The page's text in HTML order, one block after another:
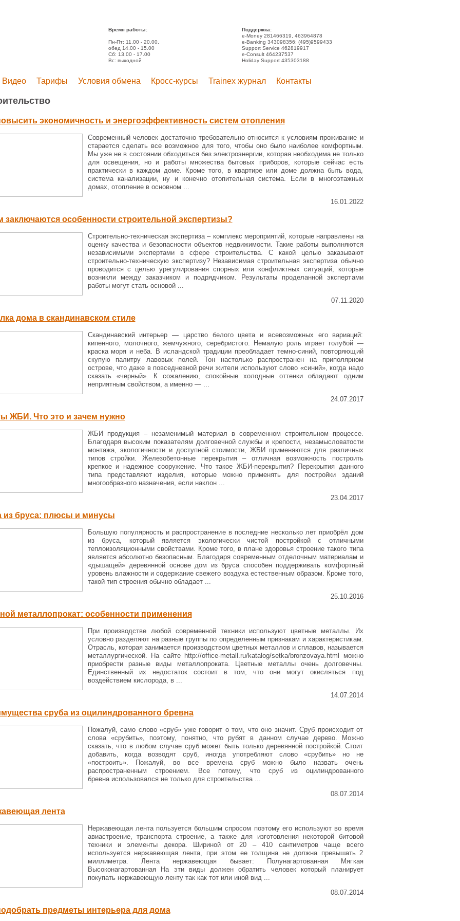
Время работы:
Пн-Пт: 11.00 - 20.00,
обед 14.00 - 15.00
Сб: 13.00 - 17.00
Вс: выходной
Поддержка:
e-Money 281466319, 463964878
e-Banking 343098356; (495)9599433
Support Service 462819917
e-Consult 464237537
Holiday Support 435303188
Видео Тарифы Условия обмена Кросс-курсы Trainex журнал Контакты
экономичность и энергоэффективность систем отопления
Современный человек достаточно требовательно относится к условиям проживание и
старается сделать все возможное для того, чтобы оно было наиболее комфортным.
Мы уже не в состоянии обходиться без электроэнергии, которая необходима не только
для освещения, но и работы множества бытовых приборов, которые сейчас есть
практически в каждом доме. Кроме того, в квартире или доме должна быть вода,
система канализации, ну и конечно отопительная система. Если в многоэтажных
домах, отопление в основном ...
16.01.2022
заключаются особенности строительной экспертизы?
Строительно-техническая экспертиза – комплекс мероприятий, которые направлены на
оценку качества и безопасности объектов недвижимости. Такие работы выполняются
независимыми экспертами в сфере строительства. С какой целью заказывают
строительно-техническую экспертизу? Независимая строительная экспертиза обычно
проводится с целью урегулирования спорных или конфликтных ситуаций, которые
возникли между заказчиком и подрядчиком. Результаты проделанной экспертами
работы могут стать основой ...
07.11.2020
дома в скандинавском стиле
Скандинавский интерьер — царство белого цвета и всевозможных его вариаций:
кипенного, молочного, жемчужного, серебристого. Немалую роль играет голубой —
краска моря и неба. В исландской традиции преобладает темно-синий, повторяющий
скупую палитру лавовых полей. Тон настолько распространен на приполярном
острове, что даже в повседневной речи жители используют слово «синий», когда надо
сказать «черный». К сожалению, спокойные холодные оттенки обладают одним
неприятным свойством, а именно — ...
24.07.2017
ЖБИ. Что это и зачем нужно
ЖБИ продукция – незаменимый материал в современном строительном процессе.
Благодаря высоким показателям долговечной службы и крепости, незамысловатости
монтажа, экологичности и доступной стоимости, ЖБИ применяются для различных
типов стройки. Железобетонные перекрытия – отличная возможность построить
крепкое и надежное сооружение. Что такое ЖБИ-перекрытия? Перекрытия данного
типа представляют изделия, которые можно применять для постройки зданий
многообразного назначения, если наклон ...
23.04.2017
из бруса: плюсы и минусы
Большую популярность и распространение в последние несколько лет приобрёл дом
из бруса, который является экологически чистой постройкой с отличными
теплоизоляционными свойствами. Кроме того, в плане здоровья строение такого типа
является абсолютно безопасным. Благодаря современным отделочным материалам и
«дышащей» деревянной основе дом из бруса способен поддерживать комфортный
уровень влажности и содержание свежего воздуха естественным образом. Кроме того,
такой тип строения обычно обладает ...
25.10.2016
металлопрокат: особенности применения
При производстве любой современной техники используют цветные металлы. Их
условно разделяют на разные группы по определенным признакам и характеристикам.
Отрасль, которая занимается производством цветных металлов и сплавов, называется
металлургической. На сайте http://office-metall.ru/katalog/setka/bronzovaya.html можно
приобрести разные виды металлопроката. Цветные металлы очень долговечны.
Единственный их недостаток состоит в том, что они могут окисляться под
воздействием кислорода, в ...
14.07.2014
сруба из оцилиндрованного бревна
Пожалуй, само слово «сруб» уже говорит о том, что оно значит. Сруб происходит от
слова «срубить», поэтому, понятно, что рубят в данном случае дерево. Можно
сказать, что в любом случае сруб может быть только деревянной постройкой. Стоит
добавить, когда возводят сруб, иногда употребляют слово «срубить» но не
«построить». Пожалуй, во все времена сруб можно было назвать очень
распространенным строением. Все потому, что сруб из оцилиндрованного
бревна использовался не только для строительства ...
08.07.2014
лента
Нержавеющая лента пользуется большим спросом поэтому его используют во время
авиастроение, транспорта строение, а также для изготовления некоторой битовой
техники и элементы декора. Шириной от 20 – 410 сантиметров чаще всего
используется нержавеющая лента, при этом ее толщина не должна превышать 2
миллиметра. Лента нержавеющая бывает: Полунагартованная Мягкая
Высоконагартованная На эти виды должен обратить человек который планирует
покупать нержавеющую ленту так как тот или иной вид ...
08.07.2014
предметы интерьера для дома